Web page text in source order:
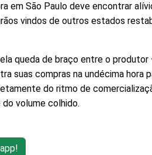
em São Paulo deve encontrar
vindos de outros estados
queda de braço entre o produtor
suas compras na undécima hora
do ritmo de
volume colhido.